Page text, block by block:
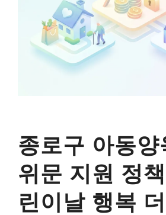
종로구 아동양
위문 지원 정
린이날 행복